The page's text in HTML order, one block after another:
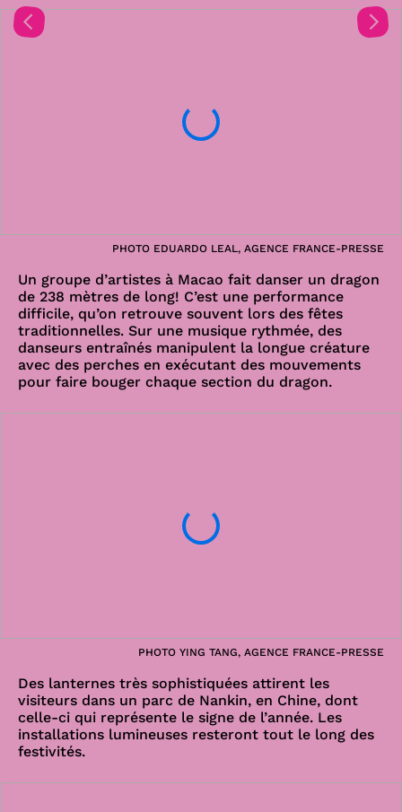
PHOTO EDUARDO LEAL, AGENCE FRANCE-PRESSE
Un groupe d’artistes à Macao fait danser un dragon
de 238 mètres de long! C’est une performance
difficile, qu’on retrouve souvent lors des fêtes
traditionnelles. Sur une musique rythmée, des
danseurs entraînés manipulent la longue créature
avec des perches en exécutant des mouvements
pour faire bouger chaque section du dragon.
PHOTO YING TANG, AGENCE FRANCE-PRESSE
Des lanternes très sophistiquées attirent les
visiteurs dans un parc de Nankin, en Chine, dont
celle-ci qui représente le signe de l’année. Les
installations lumineuses resteront tout le long des
festivités.